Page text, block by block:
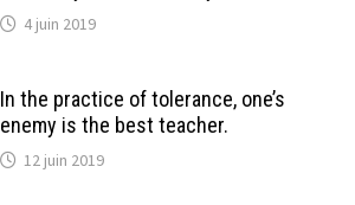
4 juin 2019
In the practice of tolerance, one’s
enemy is the best teacher.
12 juin 2019